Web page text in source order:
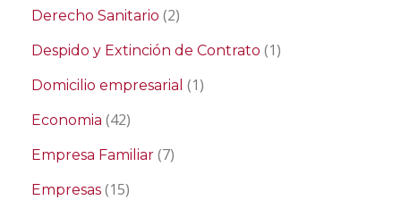
Derecho Sanitario (2)
Despido y Extinción de Contrato (1)
Domicilio empresarial (1)
Economia (42)
Empresa Familiar (7)
Empresas (15)